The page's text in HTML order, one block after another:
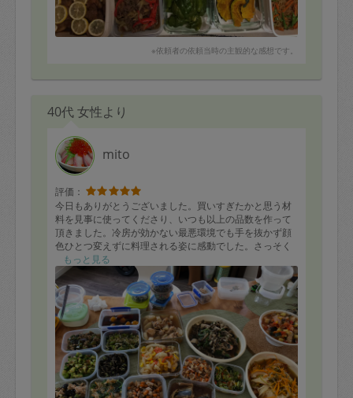
上記の事前にお知らせいただいたメニューに加えて、副
菜のお浸しまで作っていただきました。
イファさんのお料理は和洋中と富んでいて、お味も単調
でないので1週間飽きることなく美味しくいただけるの
来週のお弁当のおかずの心配もなくなり、また家族皆で
※依頼者の依頼当時の主観的な感想です。
40代 女性より
mito
評価：
今日もありがとうございました。買いすぎたかと思う材
料を見事に使ってくださり、いつも以上の品数を作って
頂きました。冷房が効かない最悪環境でも手を抜かず顔
色ひとつ変えずに料理される姿に感動でした。さっそく
ヒジキの梅味とレンコンと桜えびの炒め物を頂きました
が、止まらなくなる美味しさでした。
もっと見る